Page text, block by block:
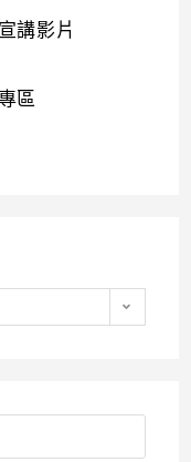
講影片
區